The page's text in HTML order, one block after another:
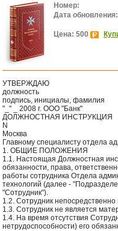
Номер:
Дата обновления:
Цена: 500
УТВЕРЖДАЮ
должность
подпись, инициалы, фамилия
"_" _ 2008 г. ООО "Банк"
ДОЛЖНОСТНАЯ ИНСТРУКЦИЯ
N
Москва
Главному специалисту отдела
1. ОБЩИЕ ПОЛОЖЕНИЯ
1.1. Настоящая Должностная
обязанности, права,
работы сотрудника Отдела
технологий (далее -
"Сотрудник").
1.2. Сотрудник
1.3. Сотрудник не является
1.4. На время отсутствия
нетрудоспособности) его